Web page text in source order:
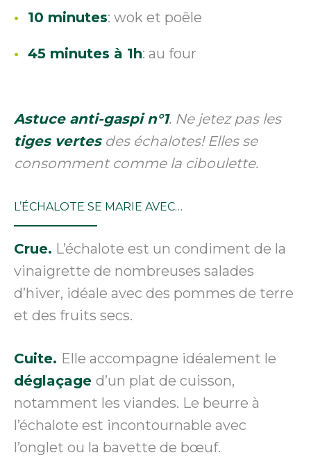
10 minutes: wok et poêle
45 minutes à 1h: au four
Astuce anti-gaspi n°1. Ne jetez pas les
tiges vertesdes échalotes! Elles se
consomment comme la ciboulette.
L’ÉCHALOTE SE MARIE AVEC…
Crue. L’échalote est un condiment de la
vinaigrette de nombreuses salades
d’hiver, idéale avec des pommes de terre
et des fruits secs.
Cuite. Elle accompagne idéalement le
déglaçage d’un plat de cuisson,
notamment les viandes. Le beurre à
l’échalote est incontournable avec
l’onglet ou la bavette de bœuf.